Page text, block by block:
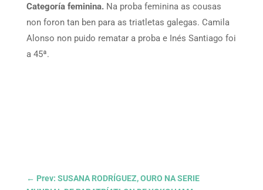
Categoría feminina. Na proba feminina as cousas
non foron tan ben para as triatletas galegas. Camila
Alonso non puido rematar a proba e Inés Santiago foi
a 45ª.
← Prev: SUSANA RODRÍGUEZ, OURO NA SERIE